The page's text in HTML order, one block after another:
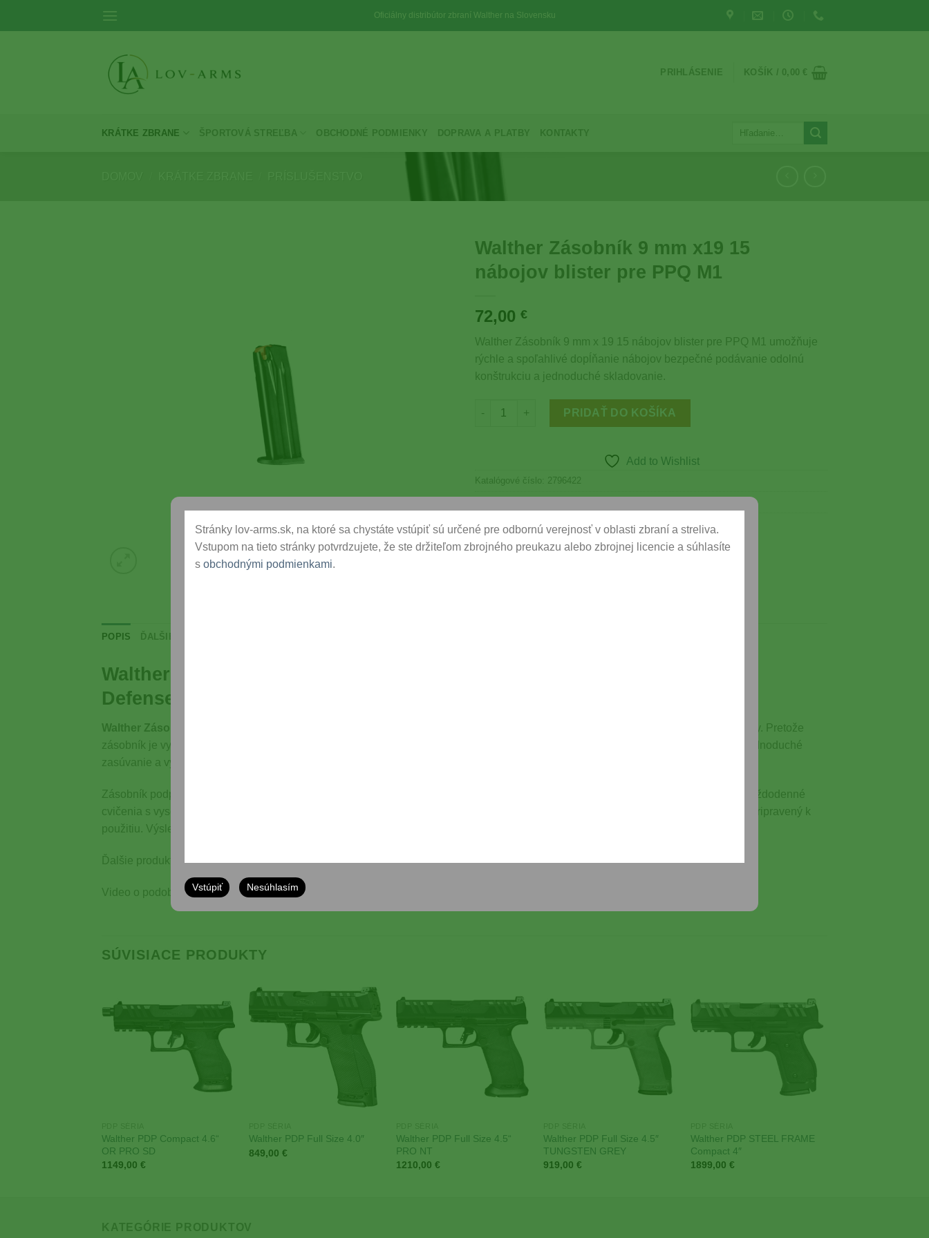
Oficiálny distribútor zbraní Walther na Slovensku
PRIHLÁSENIE KOŠÍK / 0,00 €
KRÁTKE ZBRANE ŠPORTOVÁ STREĽBA OBCHODNÉ PODMIENKY DOPRAVA A PLATBY KONTAKTY
Hľadať:
Walther Zásobník 9 mm x19 15
nábojov blister pre PPQ M1
72,00 €
Walther Zásobník 9 mm x 19 15 nábojov blister pre PPQ M1 umožňuje
rýchle a spoľahlivé dopĺňanie nábojov bezpečné podávanie odolnú
konštrukciu a jednoduché skladovanie.
množstvo Walther Zásobník 9 mm x19 15 nábojov blister pre PPQ M1
PRIDAŤ DO KOŠÍKA
Add to Wishlist
Katalógové číslo: 2796422
Značka: Walther
POPIS ĎALŠIE INFORMÁCIE
Walther Zásobník 9 mm x19 15 nábojov blister pre PPQ M1
Defense príslušenstvo
Walther Zásobník 9 mm x19 15 nábojov blister pre PPQ M1
poskytuje spoľahlivú kapacitu a hladké dopĺňanie nábojov počas streľby. Pretože
zásobník je vyrobený z odolného materiálu, vydrží časté používanie bez deformácií. Okrem toho jeho ergonomický dizajn umožňuje jednoduché
zasúvanie a vyberanie z pištole. Vďaka presnej výrobe sa náboje podávajú hladko, čo minimalizuje možné zaseknutia.
Zásobník podporuje originálne modely PPQ M1 a umožňuje bezpečné uloženie 15 nábojov. Preto je ideálny pre športovú streľbu aj každodenné
cvičenia s vysokou frekvenciou záberov. Balíček v blisterovom prevedení uľahčuje skladovanie a prepravu, takže máš vždy zásobník pripravený k
použitiu. Výsledkom je komfort, bezpečnosť a vyššia efektivita pri streľbe.
Ďalšie produkty z kategórie Krátke zbrane si môžete pozrieťTU.
Video o podobných produktoch si môžete pozrieť
SÚVISIACE PRODUKTY
Add to
Wishlist
Walther PDP Compact 4.6“
OR PRO SD
1149,00 €
Add to
Wishlist
Walther PDP Full Size 4.0″
849,00 €
Add to
Wishlist
Walther PDP Full Size 4.5“
PRO NT
1210,00 €
Add to
Wishlist
Walther PDP Full Size 4.5″
TUNGSTEN GREY
919,00 €
Add to
Wishlist
Walther PDP STEEL FRAME
Compact 4″
1899,00 €
KATEGÓRIE PRODUKTOV
Stránky lov-arms.sk, na ktoré sa chystáte vstúpiť sú určené pre odbornú verejnosť v oblasti zbraní a streliva.
Vstupom na tieto stránky potvrdzujete, že ste držiteľom zbrojného preukazu alebo zbrojnej licencie a súhlasíte
s obchodnými podmienkami.
Vstúpiť Nesúhlasím